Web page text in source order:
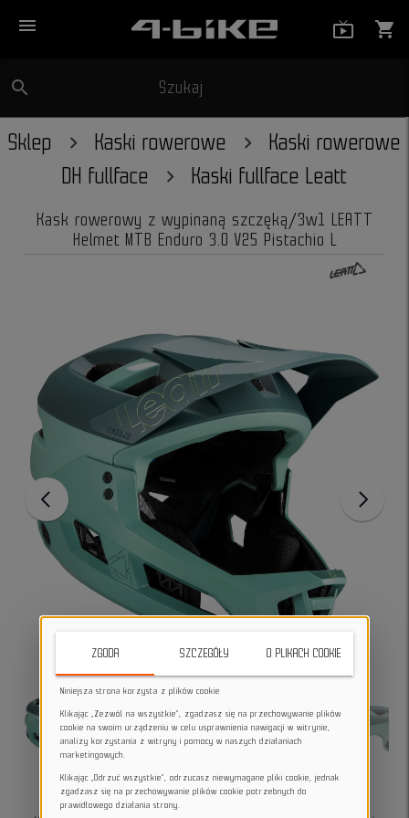
menu shopping_cart
search Szukaj
Sklep Kaski rowerowe
Kaski rowerowe
DH fullface
Kaski fullface Leatt
Kask rowerowy z wypinaną szczęką/3w1 LEATT
Helmet MTB Enduro 3.0 V25 Pistachio L
ZGODA SZCZEGÓŁY O PLIKACH COOKIE
Niniejsza strona korzysta z plików cookie
Klikając „Zezwól na wszystkie”, zgadzasz się na przechowywanie plików
cookie na swoim urządzeniu w celu usprawnienia nawigacji w witrynie,
analizy korzystania z witryny i pomocy w naszych działaniach
marketingowych.
Klikając „Odrzuć wszystkie”, odrzucasz niewymagane pliki cookie, jednak
zgadzasz się na przechowywanie plików cookie potrzebnych do
prawidłowego działania strony.